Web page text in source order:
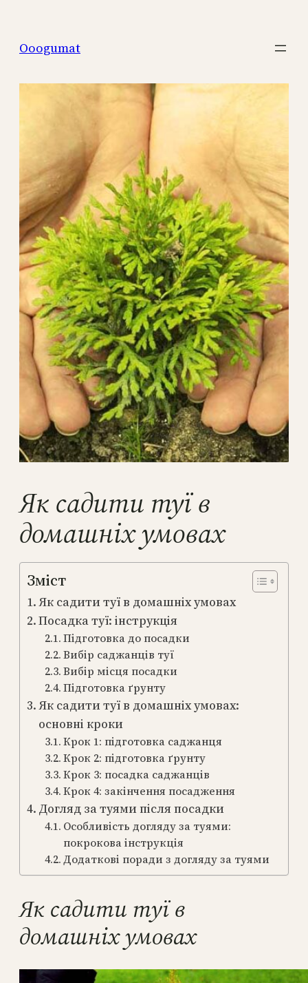
содержимому
Ooogumat
Як садити туї в
домашніх умовах
Зміст
Як садити туї в домашніх умовах
Посадка туї: інструкція
Підготовка до посадки
Вибір саджанців туї
Вибір місця посадки
Підготовка ґрунту
Як садити туї в домашніх умовах:
основні кроки
Крок 1: підготовка саджанця
Крок 2: підготовка ґрунту
Крок 3: посадка саджанців
Крок 4: закінчення посадження
Догляд за туями після посадки
Особливість догляду за туями:
покрокова інструкція
Додаткові поради з догляду за туями
Як садити туї в
домашніх умовах